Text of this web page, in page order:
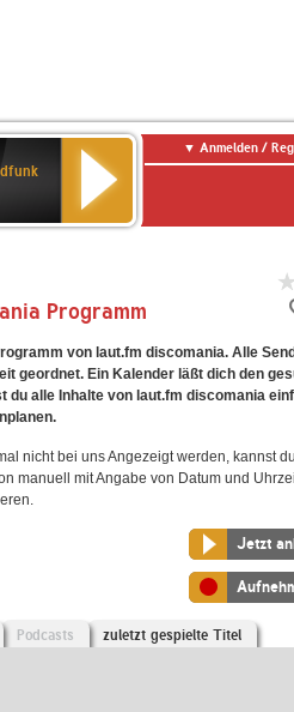
Anmelden /
Programm
von laut.fm discomania. Alle
geordnet. Ein Kalender läßt dich den
du alle Inhalte von laut.fm discomania
nicht bei uns Angezeigt werden, kannst
manuell mit Angabe von Datum und
Jetzt
Podcasts zuletzt gespielte Titel